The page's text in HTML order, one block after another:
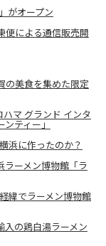
がオープン
便による通信販売開
の美食を集めた限定
マ グランド インタ
ンティー」
に作ったのか？
ラーメン博物館「ラ
緯でラーメン博物館
入の鶏白湯ラーメン